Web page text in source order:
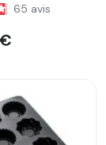
65 avis